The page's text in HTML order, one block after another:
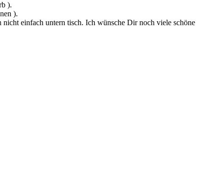
).
).
einfach untern tisch. Ich wünsche Dir noch viele schöne